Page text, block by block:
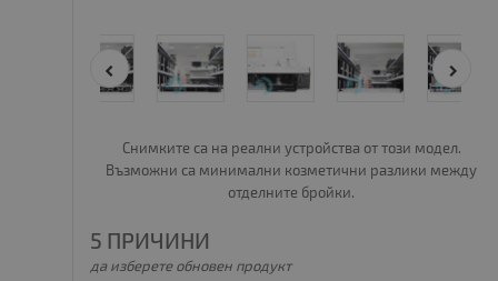
Снимките са на реални устройства от този модел.
Възможни са минимални козметични разлики между
отделните бройки.
5 ПРИЧИНИ
да изберете обновен продукт